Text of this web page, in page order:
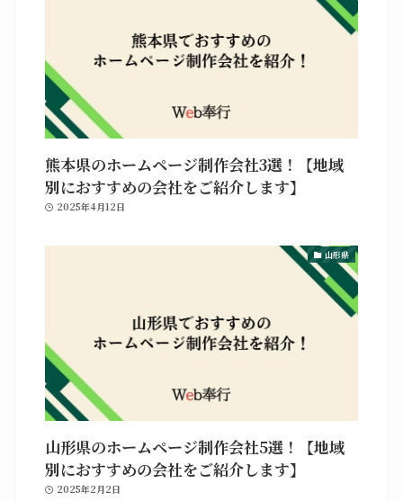
熊本県のホームページ制作会社3選！【地域
別におすすめの会社をご紹介します】
2025年4月12日
山形県
山形県のホームページ制作会社5選！【地域
別におすすめの会社をご紹介します】
2025年2月2日